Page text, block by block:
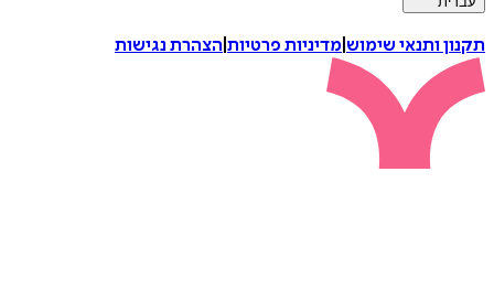
תקנון ותנאי שימוש מדיניות פרטיות הצהרת נגישות